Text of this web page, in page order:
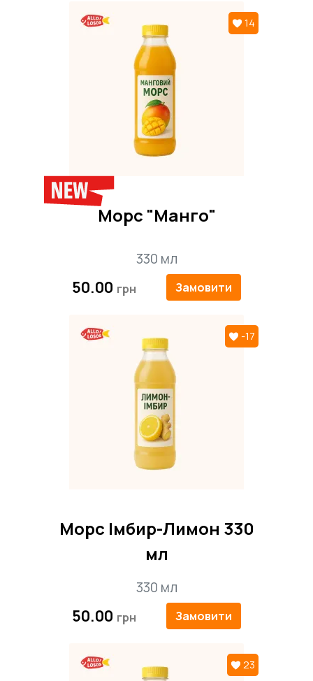
14
Морс "Манго"
330 мл
50.00 Замовити
-17
Морс Імбир-Лимон 330
мл
330 мл
50.00 Замовити
23